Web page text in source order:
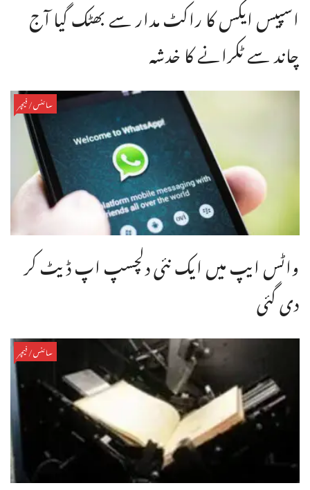
اسپیس ایکس کا راکٹ مدار سے بھٹک گیا آج
چاند سے ٹکرانے کا خدشہ
سائنس/فیچر
واٹس ایپ میں ایک نئی دلچسپ اپ ڈیٹ کر
دی گئی
سائنس/فیچر